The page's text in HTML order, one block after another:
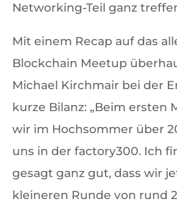
Networking-Teil ganz
Mit einem Recap auf das
Blockchain Meetup
Michael Kirchmair bei der
kurze Bilanz: „Beim ersten
wir im Hochsommer über
uns in der factory300. Ich
gesagt ganz gut, dass wir
kleineren Runde von rund